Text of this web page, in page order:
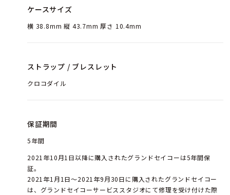
ケースサイズ
横 38.8mm 縦 43.7mm 厚さ 10.4mm
ストラップ / ブレスレット
クロコダイル
保証期間
5年間
2021年10月1日以降に購入されたグランドセイコーは5年間保
証。
2021年1月1日〜2021年9月30日に購入されたグランドセイコー
は、グランドセイコーサービススタジオにて修理を受け付けた際